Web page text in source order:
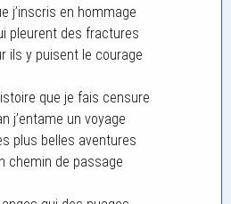
j’inscris en hommage
pleurent des fractures
ils y puisent le courage
que je fais censure
j’entame un voyage
plus belles aventures
chemin de passage